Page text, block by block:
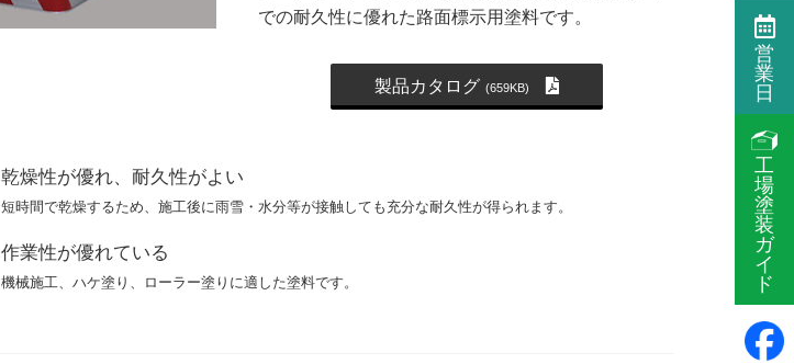
での耐久性に優れた路面標示用塗料です。
製品カタログ (659KB)
乾燥性が優れ、耐久性がよい
短時間で乾燥するため、施工後に雨雪・水分等が接触しても充分な耐久性が得られます。
作業性が優れている
機械施工、ハケ塗り、ローラー塗りに適した塗料です。
営
業
日
工
場
塗
装
ガ
イ
ド